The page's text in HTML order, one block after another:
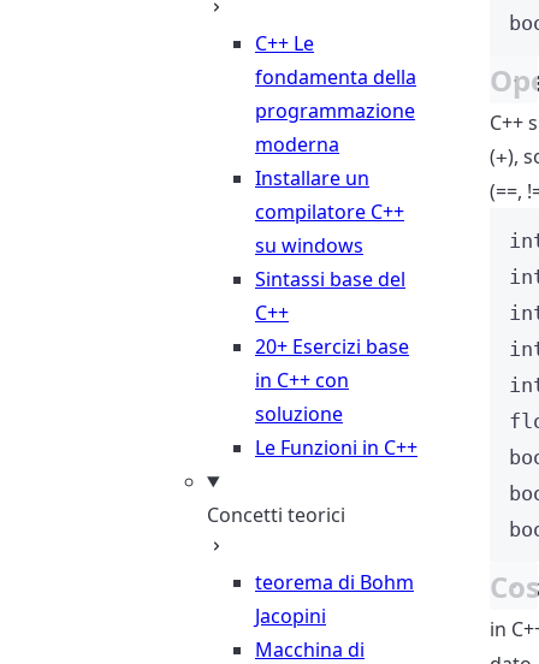
C++ Le
fondamenta della
programmazione
moderna
Installare un
compilatore C++
su windows
Sintassi base del
C++
20+ Esercizi base
in C++ con
soluzione
Le Funzioni in C++
Concetti teorici
teorema di Bohm
Jacopini
Macchina di
C++
(+),
(==,
in